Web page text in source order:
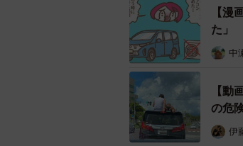
かつて「ネオヒルズ
2014年に海外へ移住
を集めています。
今回、与沢さんはタ
うのを新車で買って
ルドカラーに輝く愛
【漫
た」
中
【動
の危
た」
伊